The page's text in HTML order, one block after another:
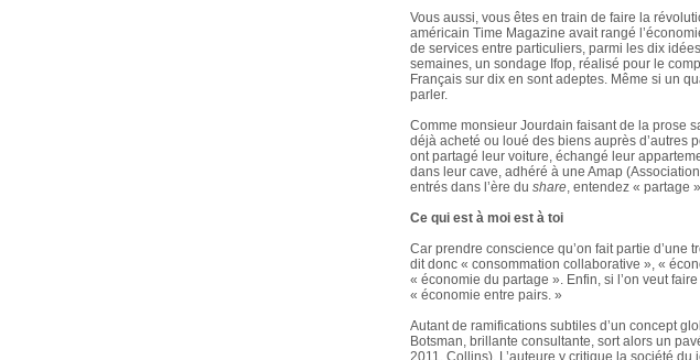
Vous aussi, vous êtes en train de faire la
américain Time Magazine avait rangé
de services entre particuliers, parmi les dix
semaines, un sondage Ifop, réalisé pour le
Français sur dix en sont adeptes. Même si un
parler.
Comme monsieur Jourdain faisant de la prose
déjà acheté ou loué des biens auprès d’autres
ont partagé leur voiture, échangé leur
dans leur cave, adhéré à une Amap
entrés dans l’ère du share, entendez « partage
Ce qui est à moi est à toi
Car prendre conscience qu’on fait partie
dit donc « consommation collaborative », «
« économie du partage ». Enfin, si l’on veut
« économie entre pairs. »
Autant de ramifications subtiles d’un concept
Botsman, brillante consultante, sort alors un
2011, Collins). L’auteure y critique la société